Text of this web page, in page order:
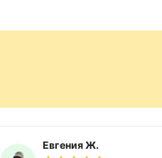
Евгения Ж.